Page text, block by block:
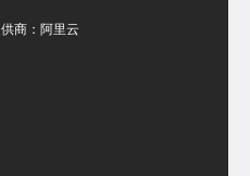
商：阿里云